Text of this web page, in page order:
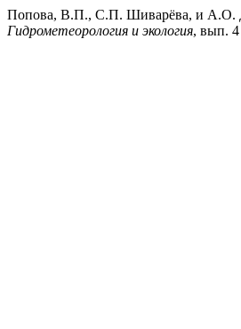
Попова, В.П., С.П. Шиварёва, и
Гидрометеорология и экология, вып. 4